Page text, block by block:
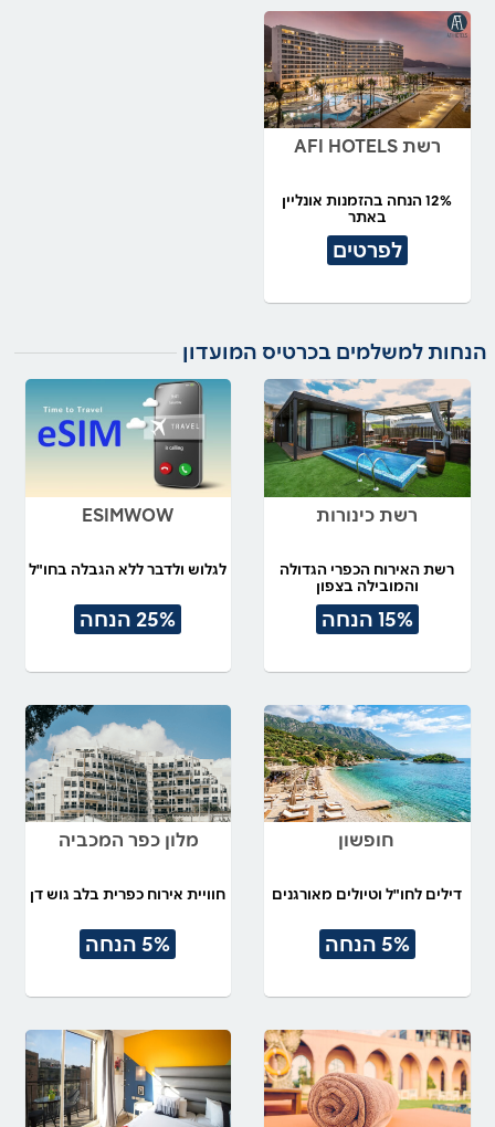
רשת AFI HOTELS
12% הנחה בהזמנות אונליין
באתר
לפרטים
הנחות למשלמים בכרטיס המועדון
רשת כינורות
רשת האירוח הכפרי הגדולה
והמובילה בצפון
15% הנחה
ESIMWOW
לגלוש ולדבר ללא הגבלה בחו"ל
25% הנחה
חופשון
דילים לחו"ל וטיולים מאורגנים
5% הנחה
מלון כפר המכביה
חוויית אירוח כפרית בלב גוש דן
5% הנחה